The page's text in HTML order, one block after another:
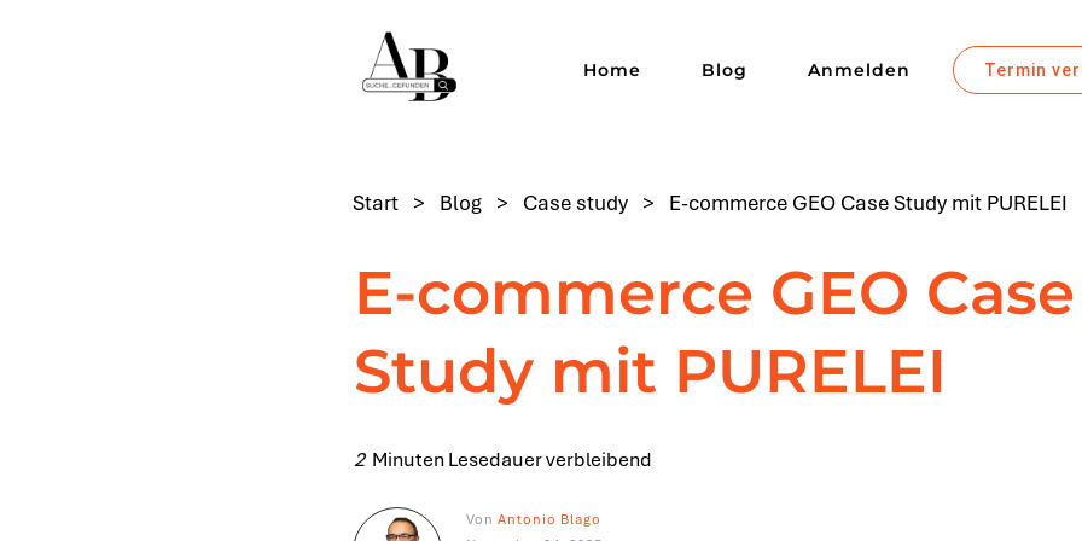
Home Blog Anmelden Termin
Start > Blog > Case study > E-commerce GEO Case Study mit PURELEI
E-commerce GEO Case
Study mit PURELEI
2Minuten Lesedauer verbleibend
Von Antonio Blago